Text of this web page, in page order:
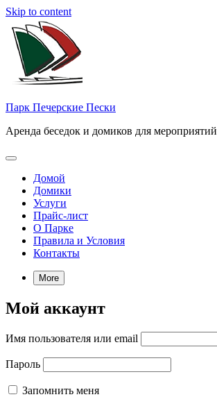
Skip to content
Парк Печерские Пески
Аренда беседок и домиков для мероприятий
Домой
Домики
Услуги
Прайс-лист
О Парке
Правила и Условия
Контакты
More
Мой аккаунт
Имя пользователя или email
Пароль
Запомнить меня